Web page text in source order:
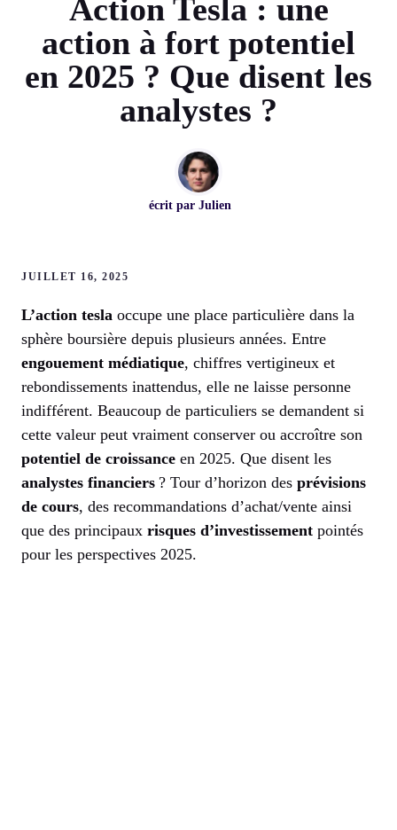
Action Tesla : une
action à fort potentiel
en 2025 ? Que disent les
analystes ?
écrit par Julien
JUILLET 16, 2025
L’action tesla occupe une place particulière dans la
sphère boursière depuis plusieurs années. Entre
engouement médiatique, chiffres vertigineux et
rebondissements inattendus, elle ne laisse personne
indifférent. Beaucoup de particuliers se demandent si
cette valeur peut vraiment conserver ou accroître son
potentiel de croissance en 2025. Que disent les
analystes financiers ? Tour d’horizon des prévisions
de cours, des recommandations d’achat/vente ainsi
que des principaux risques d’investissement pointés
pour les perspectives 2025.